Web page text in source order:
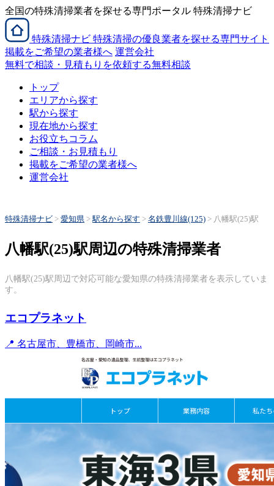
全国の特殊清掃業者を探せる専門ポータル 特殊清掃ナビ
特殊清掃ナビ 特殊清掃の優良業者を探せる専門サイト
掲載をご希望の業者様へ 運営会社
無料で相談・見積もりを依頼する無料相談
トップ
エリアから探す
駅から探す
現在地から探す
お役立ちコラム
ご相談・お見積もり
掲載をご希望の業者様へ
運営会社
特殊清掃ナビ > 愛知県 >駅名から探す > 名鉄豊川線(125) > 八幡駅(25)駅
八幡駅(25)駅周辺の特殊清掃業者
八幡駅(25)駅周辺で対応可能な愛知県の特殊清掃業者を表示していま
す。
エコプラネット
📍 名古屋市、豊橋市、岡崎市...